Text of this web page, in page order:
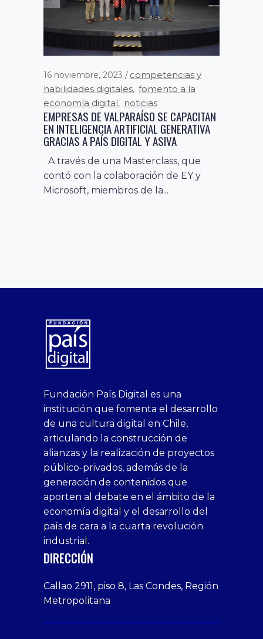
16 noviembre, 2023
competencias y
habilidades digitales, fomento a la
economía digital, noticias
EMPRESAS DE VALPARAÍSO SE CAPACITAN
EN INTELIGENCIA ARTIFICIAL GENERATIVA
GRACIAS A PAÍS DIGITAL Y ASIVA
A través de una Masterclass, que
contó con la colaboración de EY y
Microsoft, miembros de la...
1xbet
canlı
casino
siteleri
bedava
bonus
veren
siteler
1xbet
deneme
bonusu
veren
siteleri
deneme
bonusu
Sikis
siteleri
bonusu
veren
siteler
casino
siteleri
1win
xslot
sahabet
giriş
1xbet
giriş
tarafbet
giriş
bonusu
veren
siteler
deneme
bonusu
Deneme
bonusu
veren
siteler
escort
casino
siteleri
bonusu
bahis
siteleri
Hot
Couple
xxx
homemade
porn
on
webcam
Cumshots
Tits
Free
Amateur
Porn
Xxx
Indian
Big
yenigiris.com
Giriş
bonusu
veren
siteler
deneme
bonusu
veren
siteler
Fundación País Digital es una
institución que fomenta el desarrollo
de una cultura digital en Chile,
articulando la construcción de
alianzas y la realización de proyectos
público-privados, además de la
generación de contenidos que
aporten al debate en el ámbito de la
economía digital y el desarrollo del
país de cara a la cuarta revolución
industrial.
DIRECCIÓN
Callao 2911, piso 8, Las Condes, Región
Metropolitana